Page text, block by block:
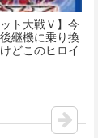
ト大戦Ｖ】今
継機に乗り換
どこのヒロイ